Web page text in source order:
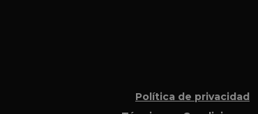
Política de privacidad